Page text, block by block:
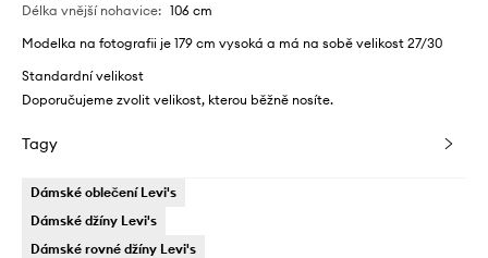
Délka vnější nohavice: 106 cm
Modelka na fotografii je 179 cm vysoká a má na sobě velikost 27/30
Standardní velikost
Doporučujeme zvolit velikost, kterou běžně nosíte.
Tagy
Dámské oblečení Levi's
Dámské džíny Levi's
Dámské rovné džíny Levi's